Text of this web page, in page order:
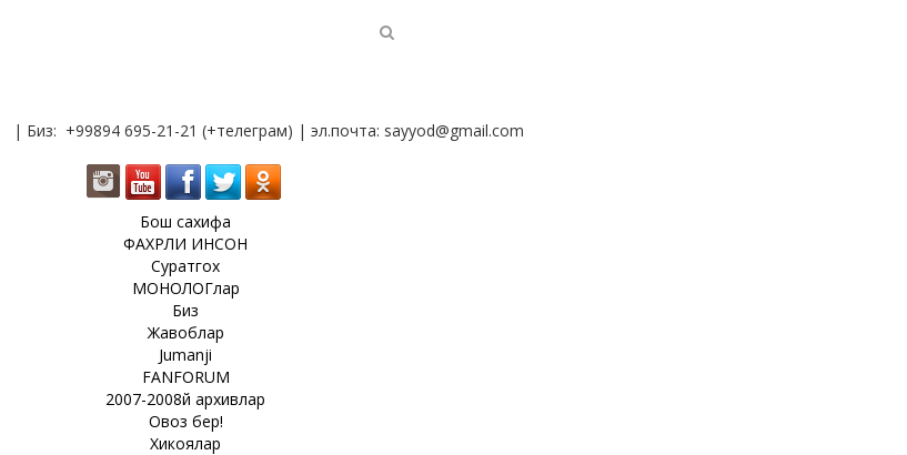
| Биз: +99894 695-21-21 (+телеграм) | эл.почта: sayyod@gmail.com
Бош сахифа
ФАХРЛИ ИНСОН
Суратгох
МОНОЛОГлар
Биз
Жавоблар
Jumanji
FANFORUM
2007-2008й архивлар
Овоз бер!
Хикоялар